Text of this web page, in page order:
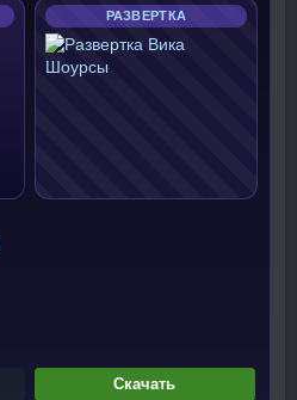
РАЗВЕРТКА
Скачать